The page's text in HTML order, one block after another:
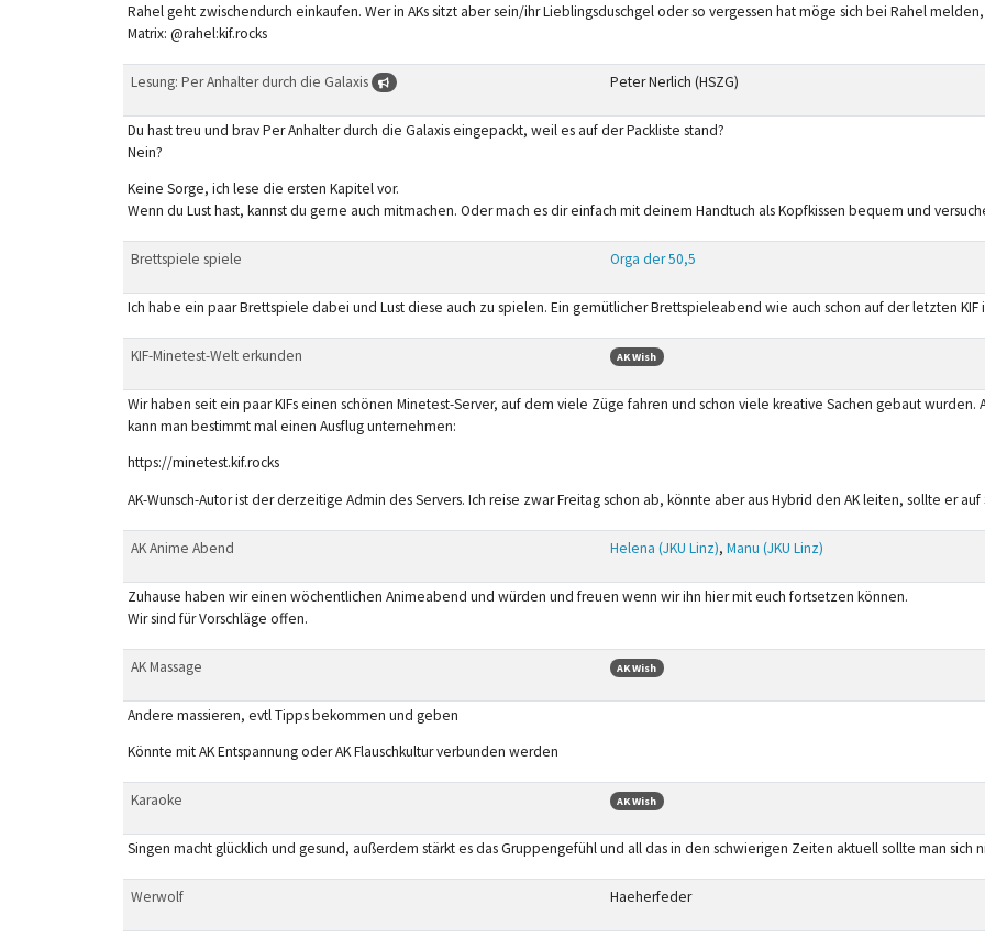
Rahel geht zwischendurch einkaufen. Wer in AKs sitzt aber sein/ihr Lieblingsduschgel oder so vergessen hat möge sich bei Rahel
Matrix: @rahel:kif.rocks
Lesung: Per Anhalter durch die Galaxis Peter Nerlich (HSZG)
Du hast treu und brav Per Anhalter durch die Galaxis eingepackt, weil es auf der Packliste stand?
Nein?
Keine Sorge, ich lese die ersten Kapitel vor.
Wenn du Lust hast, kannst du gerne auch mitmachen. Oder mach es dir einfach mit deinem Handtuch als Kopfkissen bequem und
Brettspiele spiele Orga der 50,5
Ich habe ein paar Brettspiele dabei und Lust diese auch zu spielen. Ein gemütlicher Brettspieleabend wie auch schon auf der letzten KIF
KIF-Minetest-Welt erkunden AK Wish
Wir haben seit ein paar KIFs einen schönen Minetest-Server, auf dem viele Züge fahren und schon viele kreative Sachen gebaut
kann man bestimmt mal einen Ausflug unternehmen:
https://minetest.kif.rocks
AK-Wunsch-Autor ist der derzeitige Admin des Servers. Ich reise zwar Freitag schon ab, könnte aber aus Hybrid den AK leiten, sollte er
AK Anime Abend Helena (JKU Linz), Manu (JKU Linz)
Zuhause haben wir einen wöchentlichen Animeabend und würden und freuen wenn wir ihn hier mit euch fortsetzen können.
Wir sind für Vorschläge offen.
AK Massage AK Wish
Andere massieren, evtl Tipps bekommen und geben
Könnte mit AK Entspannung oder AK Flauschkultur verbunden werden
Karaoke AK Wish
Singen macht glücklich und gesund, außerdem stärkt es das Gruppengefühl und all das in den schwierigen Zeiten aktuell sollte man sich
Werwolf Haeherfeder